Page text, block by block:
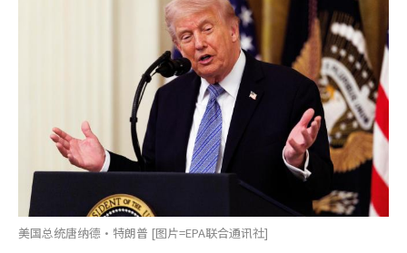
美国总统唐纳德·特朗普 [图片=EPA联合通讯社]